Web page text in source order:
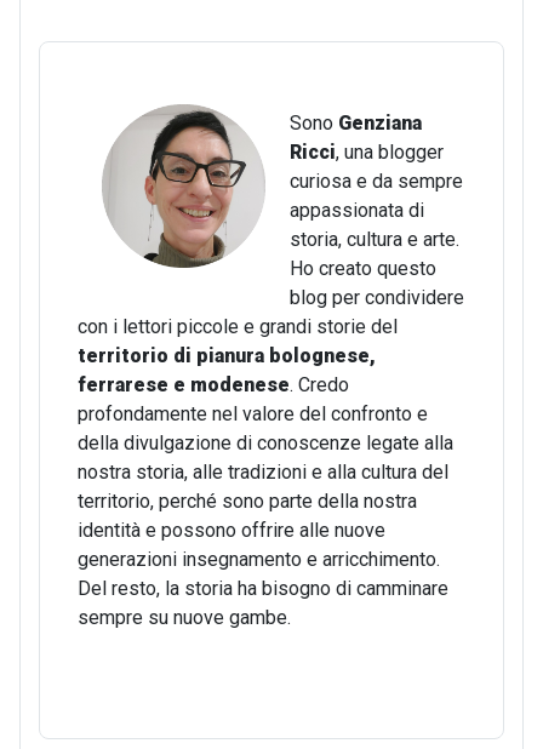
Sono Genziana
Ricci, una blogger
curiosa e da sempre
appassionata di
storia, cultura e arte.
Ho creato questo
blog per condividere
con i lettori piccole e grandi storie del
territorio di pianura bolognese,
ferrarese e modenese. Credo
profondamente nel valore del confronto e
della divulgazione di conoscenze legate alla
nostra storia, alle tradizioni e alla cultura del
territorio, perché sono parte della nostra
identità e possono offrire alle nuove
generazioni insegnamento e arricchimento.
Del resto, la storia ha bisogno di camminare
sempre su nuove gambe.